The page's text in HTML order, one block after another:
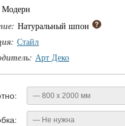
Модерн
Натуральный шпон
Стайл
Арт Деко
— 800 x 2000 мм
— Не нужна